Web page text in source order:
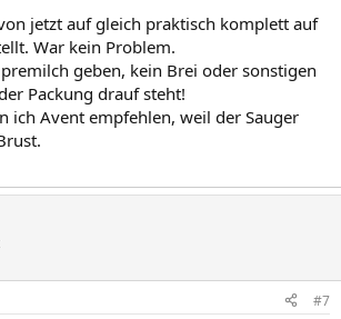
jetzt auf gleich praktisch komplett auf
War kein Problem.
geben, kein Brei oder sonstigen
Packung drauf steht!
ich Avent empfehlen, weil der Sauger
#7